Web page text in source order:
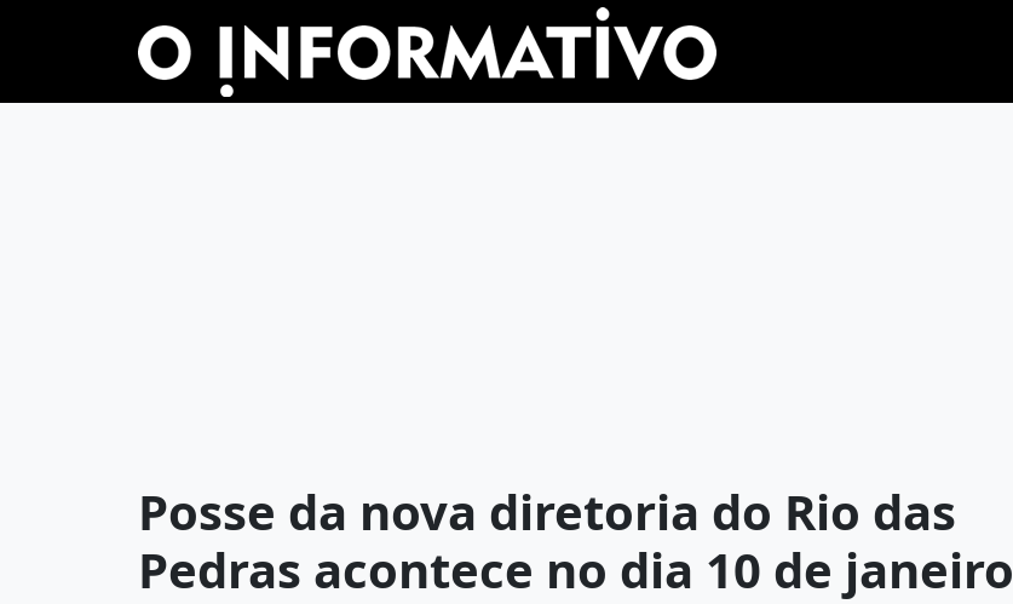
Posse da nova diretoria do Rio das
Pedras acontece no dia 10 de janeiro